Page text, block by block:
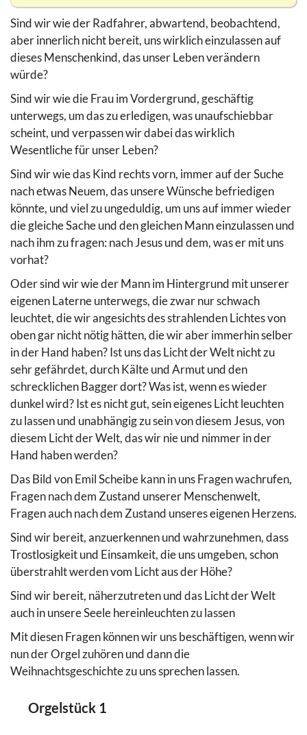
Sind wir wie der Radfahrer, abwartend, beobachtend,
aber innerlich nicht bereit, uns wirklich einzulassen auf
dieses Menschenkind, das unser Leben verändern
würde?
Sind wir wie die Frau im Vordergrund, geschäftig
unterwegs, um das zu erledigen, was unaufschiebbar
scheint, und verpassen wir dabei das wirklich
Wesentliche für unser Leben?
Sind wir wie das Kind rechts vorn, immer auf der Suche
nach etwas Neuem, das unsere Wünsche befriedigen
könnte, und viel zu ungeduldig, um uns auf immer wieder
die gleiche Sache und den gleichen Mann einzulassen und
nach ihm zu fragen: nach Jesus und dem, was er mit uns
vorhat?
Oder sind wir wie der Mann im Hintergrund mit unserer
eigenen Laterne unterwegs, die zwar nur schwach
leuchtet, die wir angesichts des strahlenden Lichtes von
oben gar nicht nötig hätten, die wir aber immerhin selber
in der Hand haben? Ist uns das Licht der Welt nicht zu
sehr gefährdet, durch Kälte und Armut und den
schrecklichen Bagger dort? Was ist, wenn es wieder
dunkel wird? Ist es nicht gut, sein eigenes Licht leuchten
zu lassen und unabhängig zu sein von diesem Jesus, von
diesem Licht der Welt, das wir nie und nimmer in der
Hand haben werden?
Das Bild von Emil Scheibe kann in uns Fragen wachrufen,
Fragen nach dem Zustand unserer Menschenwelt,
Fragen auch nach dem Zustand unseres eigenen Herzens.
Sind wir bereit, anzuerkennen und wahrzunehmen, dass
Trostlosigkeit und Einsamkeit, die uns umgeben, schon
überstrahlt werden vom Licht aus der Höhe?
Sind wir bereit, näherzutreten und das Licht der Welt
auch in unsere Seele hereinleuchten zu lassen
Mit diesen Fragen können wir uns beschäftigen, wenn wir
nun der Orgel zuhören und dann die
Weihnachtsgeschichte zu uns sprechen lassen.
Orgelstück 1